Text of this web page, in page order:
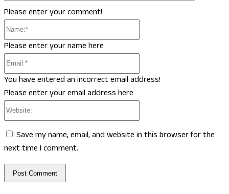
Please enter your comment!
Please enter your name here
You have entered an incorrect email address!
Please enter your email address here
Save my name, email, and website in this browser for the
next time I comment.